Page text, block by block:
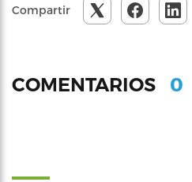
Compartir
COMENTARIOS 0